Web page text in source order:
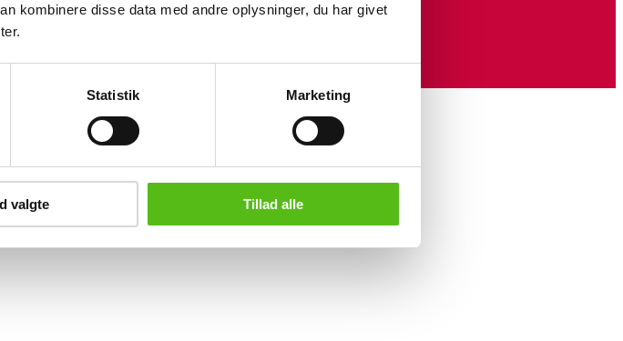
kombinere disse data med andre oplysninger, du har givet
Statistik Marketing
valgte Tillad alle
direkte i din email.